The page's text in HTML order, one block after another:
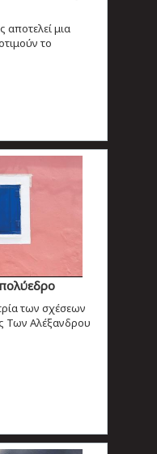
αποτελεί μια
το
των σχέσεων
Των Αλέξανδρου